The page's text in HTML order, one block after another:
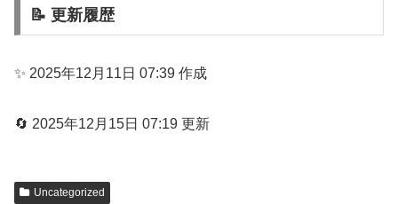
📝 更新履歴
✨ 2025年12月11日 07:39 作成
🔄 2025年12月15日 07:19 更新
Uncategorized